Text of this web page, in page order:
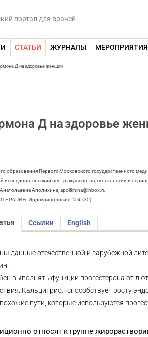
портал для врачей
СТАТЬИ ЖУРНАЛЫ МЕРОПРИЯТИЯ
Д на здоровье женщин
Д на здоровье
образования Первого Московского государственного
центр акушерства, гинекологии и
Аполихина, apolikhina@inbox.ru
Эндокринология" №4 (30)
Ссылки English
данные отечественной и зарубежной
выполнять функции прогестерона от
Кальцитриол способствует росту
пути, которые используются
относят к группе